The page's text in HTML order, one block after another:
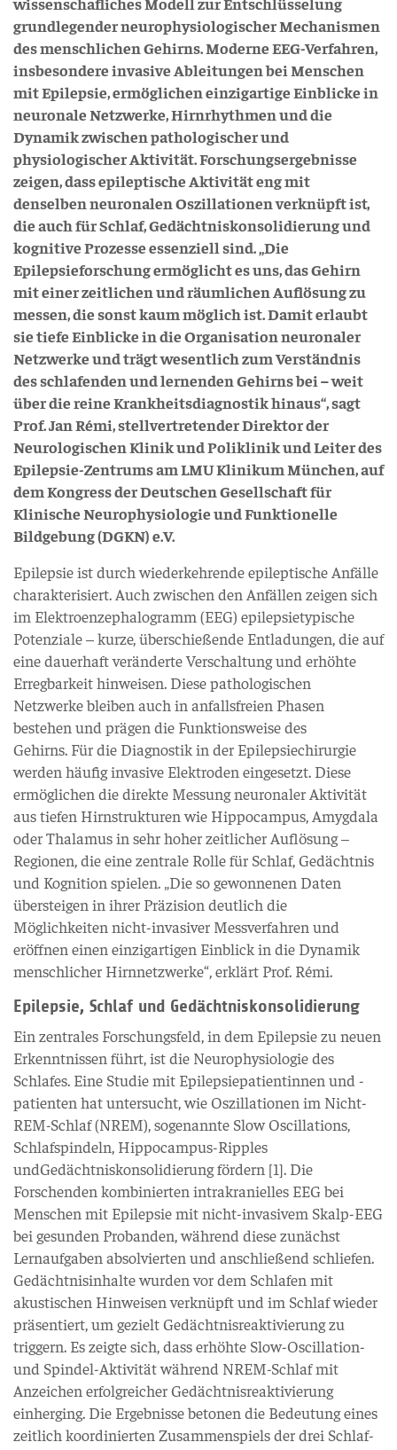
grundlegender neurophysiologischer Mechanismen
des menschlichen Gehirns. Moderne EEG-Verfahren,
insbesondere invasive Ableitungen bei Menschen
mit Epilepsie, ermöglichen einzigartige Einblicke in
neuronale Netzwerke, Hirnrhythmen und die
Dynamik zwischen pathologischer und
physiologischer Aktivität. Forschungsergebnisse
zeigen, dass epileptische Aktivität eng mit
denselben neuronalen Oszillationen verknüpft ist,
die auch für Schlaf, Gedächtniskonsolidierung und
kognitive Prozesse essenziell sind. „Die
Epilepsieforschung ermöglicht es uns, das Gehirn
mit einer zeitlichen und räumlichen Auflösung zu
messen, die sonst kaum möglich ist. Damit erlaubt
sie tiefe Einblicke in die Organisation neuronaler
Netzwerke und trägt wesentlich zum Verständnis
des schlafenden und lernenden Gehirns bei – weit
über die reine Krankheitsdiagnostik hinaus“, sagt
Prof. Jan Rémi, stellvertretender Direktor der
Neurologischen Klinik und Poliklinik und Leiter des
Epilepsie-Zentrums am LMU Klinikum München, auf
dem Kongress der Deutschen Gesellschaft für
Klinische Neurophysiologie und Funktionelle
Bildgebung (DGKN) e.V.
Epilepsie ist durch wiederkehrende epileptische Anfälle
charakterisiert. Auch zwischen den Anfällen zeigen sich
im Elektroenzephalogramm (EEG) epilepsietypische
Potenziale – kurze, überschießende Entladungen, die auf
eine dauerhaft veränderte Verschaltung und erhöhte
Erregbarkeit hinweisen. Diese pathologischen
Netzwerke bleiben auch in anfallsfreien Phasen
bestehen und prägen die Funktionsweise des
Gehirns. Für die Diagnostik in der Epilepsiechirurgie
werden häufig invasive Elektroden eingesetzt. Diese
ermöglichen die direkte Messung neuronaler Aktivität
aus tiefen Hirnstrukturen wie Hippocampus, Amygdala
oder Thalamus in sehr hoher zeitlicher Auflösung –
Regionen, die eine zentrale Rolle für Schlaf, Gedächtnis
und Kognition spielen. „Die so gewonnenen Daten
übersteigen in ihrer Präzision deutlich die
Möglichkeiten nicht-invasiver Messverfahren und
eröffnen einen einzigartigen Einblick in die Dynamik
menschlicher Hirnnetzwerke“, erklärt Prof. Rémi.
Epilepsie, Schlaf und Gedächtniskonsolidierung
Ein zentrales Forschungsfeld, in dem Epilepsie zu neuen
Erkenntnissen führt, ist die Neurophysiologie des
Schlafes. Eine Studie mit Epilepsiepatientinnen und -
patienten hat untersucht, wie Oszillationen im Nicht-
REM-Schlaf (NREM), sogenannte Slow Oscillations,
Schlafspindeln, Hippocampus-Ripples
undGedächtniskonsolidierung fördern [1]. Die
Forschenden kombinierten intrakranielles EEG bei
Menschen mit Epilepsie mit nicht-invasivem Skalp-EEG
bei gesunden Probanden, während diese zunächst
Lernaufgaben absolvierten und anschließend schliefen.
Gedächtnisinhalte wurden vor dem Schlafen mit
akustischen Hinweisen verknüpft und im Schlaf wieder
präsentiert, um gezielt Gedächtnisreaktivierung zu
triggern. Es zeigte sich, dass erhöhte Slow-Oscillation-
und Spindel-Aktivität während NREM-Schlaf mit
Anzeichen erfolgreicher Gedächtnisreaktivierung
einherging. Die Ergebnisse betonen die Bedeutung eines
zeitlich koordinierten Zusammenspiels der drei Schlaf-